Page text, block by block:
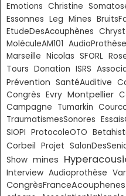
Emotions Christine
Essonnes Leg Mines
EtudeDesAcouphènes
MoléculeAM101 AudioProthèse
Marseille Nicolas SFORL
Tours Donation ISRS
Prévention SantéAuditive
Congrès Evry Montpellier
Campagne Tumarkin
TraumatismesSonores
SIOPI ProtocoleOTO
Corbeil Projet
Show mines
Interview Audioprothèse Var
CongrèsFranceAcouphenes